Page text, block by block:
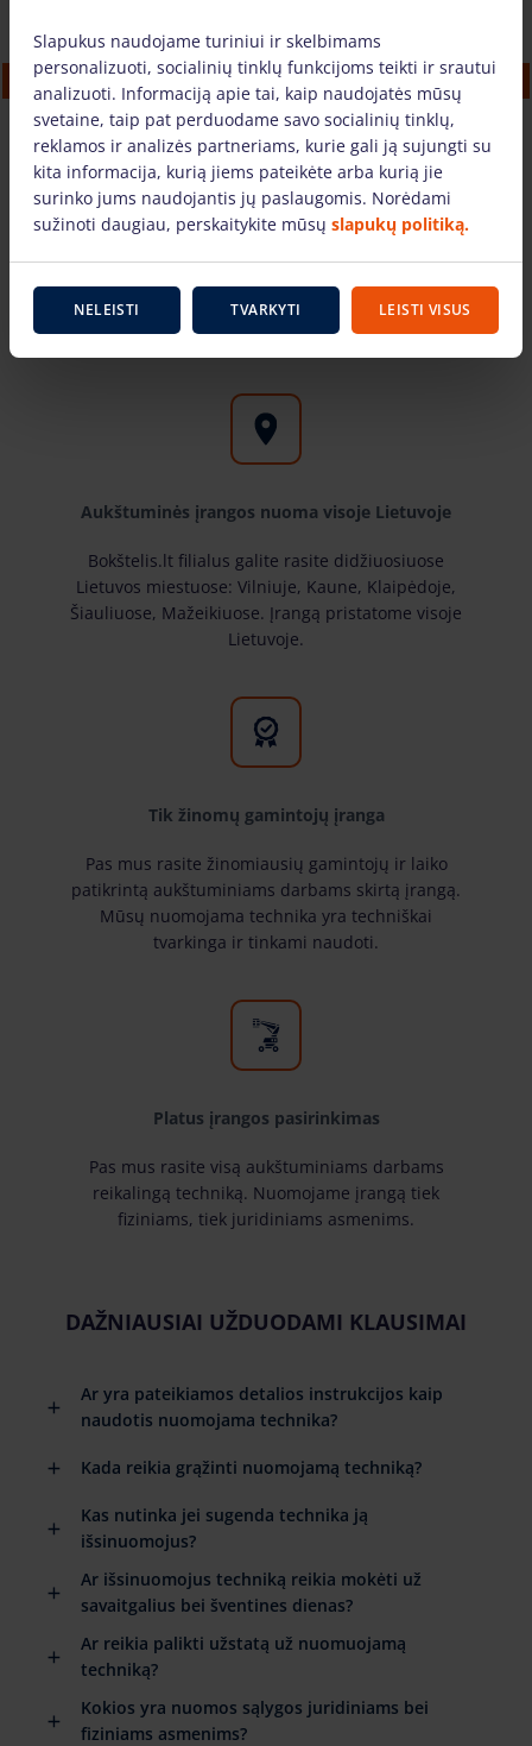
Aliuminis Bokštelis (11m, Clima, plotis 1.45
m)
41.72 €/vnt. + PVM(8.76 €)
Į KREPŠELĮ
Svarbūs faktai
Aukštuminės įrangos nuoma visoje Lietuvoje
Bokštelis.lt filialus galite rasite didžiuosiuose
Lietuvos miestuose: Vilniuje, Kaune, Klaipėdoje,
Šiauliuose, Mažeikiuose. Įrangą pristatome visoje
Lietuvoje.
Tik žinomų gamintojų įranga
Pas mus rasite žinomiausių gamintojų ir laiko
patikrintą aukštuminiams darbams skirtą įrangą.
Mūsų nuomojama technika yra techniškai
tvarkinga ir tinkami naudoti.
Platus įrangos pasirinkimas
Pas mus rasite visą aukštuminiams darbams
reikalingą techniką. Nuomojame įrangą tiek
fiziniams, tiek juridiniams asmenims.
DAŽNIAUSIAI UŽDUODAMI KLAUSIMAI
Ar yra pateikiamos detalios instrukcijos kaip
naudotis nuomojama technika?
Kada reikia grąžinti nuomojamą techniką?
Kas nutinka jei sugenda technika ją
išsinuomojus?
Ar išsinuomojus techniką reikia mokėti už
savaitgalius bei šventines dienas?
Ar reikia palikti užstatą už nuomuojamą
techniką?
Kokios yra nuomos sąlygos juridiniams bei
fiziniams asmenims?
Slapukus naudojame turiniui ir skelbimams
personalizuoti, socialinių tinklų funkcijoms teikti ir srautui
analizuoti. Informaciją apie tai, kaip naudojatės mūsų
svetaine, taip pat perduodame savo socialinių tinklų,
reklamos ir analizės partneriams, kurie gali ją sujungti su
kita informacija, kurią jiems pateikėte arba kurią jie
surinko jums naudojantis jų paslaugomis. Norėdami
sužinoti daugiau, perskaitykite mūsų slapukų politiką.
NELEISTI TVARKYTI LEISTI VISUS